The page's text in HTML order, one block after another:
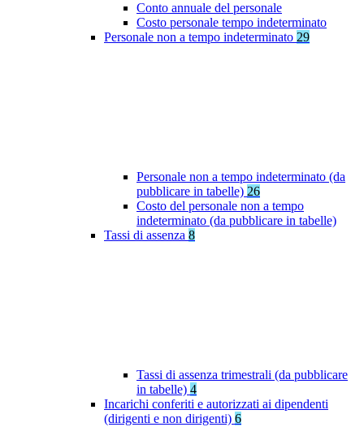
Conto annuale del personale
Costo personale tempo indeterminato
Personale non a tempo indeterminato 29
Personale non a tempo indeterminato (da
pubblicare in tabelle) 26
Costo del personale non a tempo
indeterminato (da pubblicare in tabelle)
Tassi di assenza 8
Tassi di assenza trimestrali (da pubblicare
in tabelle) 4
Incarichi conferiti e autorizzati ai dipendenti
(dirigenti e non dirigenti) 6